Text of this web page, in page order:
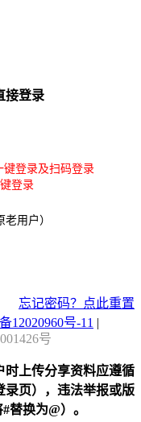
接登录
键登录及扫码登录
登录
用户）
忘记密码？点此重置
12020960号-11 |
号
时上传分享资料应遵循
录页），违法举报或版
替换为@）。